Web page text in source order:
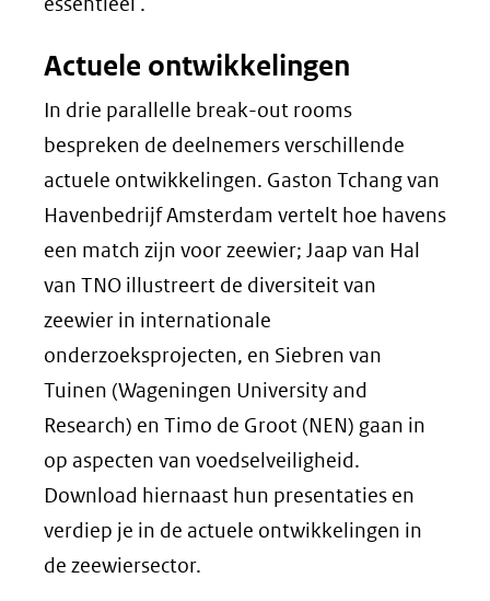
Actuele ontwikkelingen
In drie parallelle break-out rooms
bespreken de deelnemers verschillende
actuele ontwikkelingen. Gaston Tchang van
Havenbedrijf Amsterdam vertelt hoe havens
een match zijn voor zeewier; Jaap van Hal
van TNO illustreert de diversiteit van
zeewier in internationale
onderzoeksprojecten, en Siebren van
Tuinen (Wageningen University and
Research) en Timo de Groot (NEN) gaan in
op aspecten van voedselveiligheid.
Download hiernaast hun presentaties en
verdiep je in de actuele ontwikkelingen in
de zeewiersector.